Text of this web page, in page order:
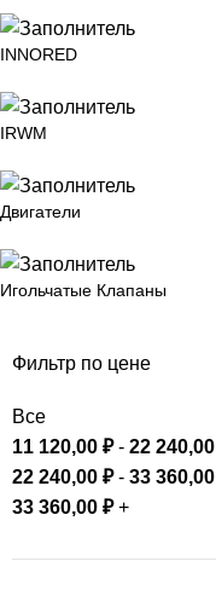
INNORED
IRWM
Двигатели
Игольчатые Клапаны
Фильтр по цене
Все
11 120,00 ₽- 22 240,00
22 240,00 ₽- 33 360,00
33 360,00 ₽+